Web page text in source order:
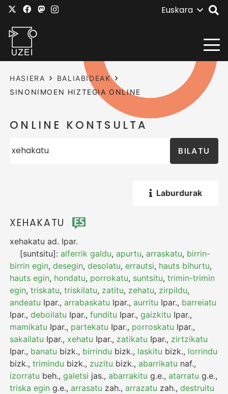
Euskara
HASIERA
BALIABIDEAK
SINONIMOEN HIZTEGIA ONLINE
ONLINE KONTSULTA
BILATU
Laburdurak
XEHAKATU
xehakatu ad. Ipar.
[suntsitu]:alferrik galdu,apurtu,arraskatu, birrin-
birrin egin,desegin,desolatu,errautsi, hauts bihurtu,
hauts egin, hondatu, porrokatu, suntsitu,trimin-trimin
egin,triskatu,triskilatu, zatitu, zehatu, zirpildu,
andeatu Ipar.,arrabaskatu Ipar.,aurritu Ipar., barreiatu
Ipar.,deboilatu Ipar.,funditu Ipar.,gaizkitu Ipar.,
mamikatu Ipar., partekatu Ipar., porroskatu Ipar.,
sakailatu Ipar., xehatu Ipar., zatikatu Ipar., zirtzikatu
Ipar., banatu bizk., birrindu bizk., laskitu bizk., lorrindu
bizk.,trimindu bizk., zuzitu bizk.,abarrikatu naf.,
izorratu beh.,galetsi jas.,abarrakitu g.e.,atarratu g.e.,
triska egin g.e.,arrasatu zah.,arrazatu zah.,destruitu